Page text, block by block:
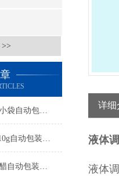
液体汤汁不锈钢立式小袋自动包装机工厂生产
液体色拉油三边封5-10g自动包装机简介
液体三边封卷膜香油醋自动包装机操作简单
详细
液体
液体